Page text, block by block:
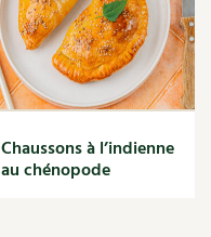
Chaussons à l’indienne
au chénopode